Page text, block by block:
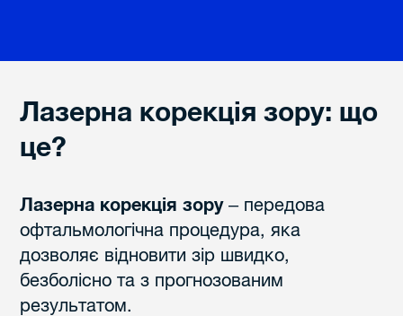
Лазерна корекція зору: що
це?
Лазерна корекція зору– передова
офтальмологічна процедура, яка
дозволяє відновити зір швидко,
безболісно та з прогнозованим
результатом.